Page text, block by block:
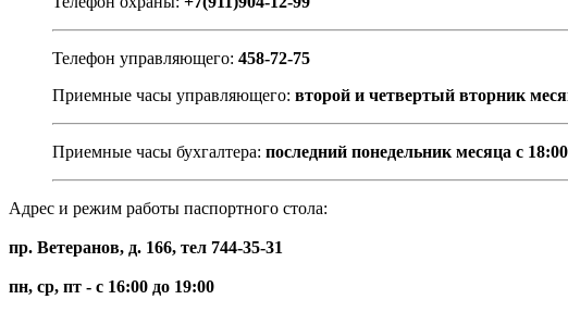
Телефон управляющего: 458-72-75
Приемные часы управляющего: второй и четвертый вторник
Приемные часы бухгалтера: последний понедельник месяца с
Адрес и режим работы паспортного стола:
пр. Ветеранов, д. 166, тел 744-35-31
пн, ср, пт - с 16:00 до 19:00